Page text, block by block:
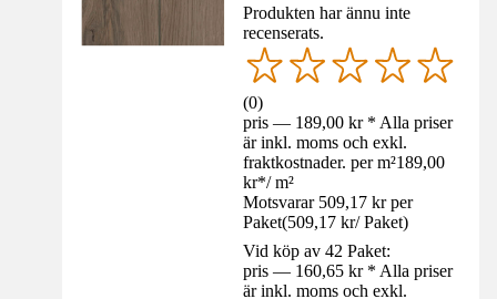
Produkten har ännu inte
recenserats.
(0)
pris — 189,00 kr * Alla priser
är inkl. moms och exkl.
fraktkostnader. per m²189,00
kr*/ m²
Motsvarar 509,17 kr per
Paket(509,17 kr/ Paket)
Vid köp av 42 Paket:
pris — 160,65 kr * Alla priser
är inkl. moms och exkl.